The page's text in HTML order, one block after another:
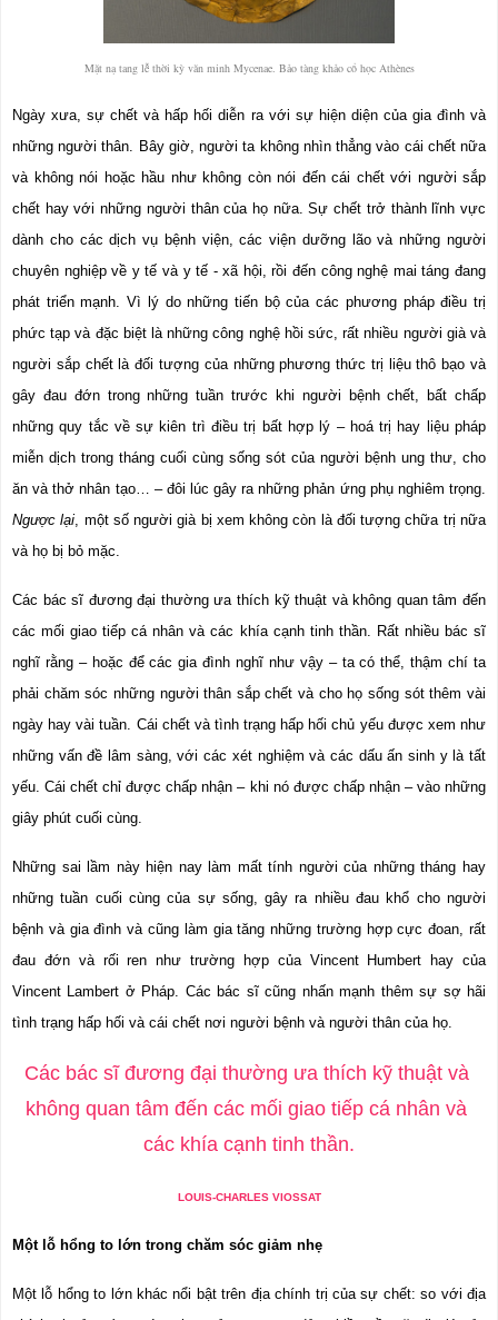
Mặt nạ tang lễ thời kỳ văn minh Mycenae. Bảo tàng khảo cổ học Athènes
Ngày xưa, sự chết và hấp hối diễn ra với sự hiện diện của gia đình và
những người thân. Bây giờ, người ta không nhìn thẳng vào cái chết nữa
và không nói hoặc hầu như không còn nói đến cái chết với người sắp
chết hay với những người thân của họ nữa. Sự chết trở thành lĩnh vực
dành cho các dịch vụ bệnh viện, các viện dưỡng lão và những người
chuyên nghiệp về y tế và y tế - xã hội, rồi đến công nghệ mai táng đang
phát triển mạnh. Vì lý do những tiến bộ của các phương pháp điều trị
phức tạp và đặc biệt là những công nghệ hồi sức, rất nhiều người già và
người sắp chết là đối tượng của những phương thức trị liệu thô bạo và
gây đau đớn trong những tuần trước khi người bệnh chết, bất chấp
những quy tắc về sự kiên trì điều trị bất hợp lý – hoá trị hay liệu pháp
miễn dịch trong tháng cuối cùng sống sót của người bệnh ung thư, cho
Ngược lại một số người già bị xem không còn là đối tượng chữa trị nữa
và họ bị bỏ mặc.
Các bác sĩ đương đại thường ưa thích kỹ thuật và không quan tâm đến
các mối giao tiếp cá nhân và các khía cạnh tinh thần. Rất nhiều bác sĩ
nghĩ rằng – hoặc để các gia đình nghĩ như vậy – ta có thể, thậm chí ta
phải chăm sóc những người thân sắp chết và cho họ sống sót thêm vài
ngày hay vài tuần. Cái chết và tình trạng hấp hối chủ yếu được xem như
những vấn đề lâm sàng, với các xét nghiệm và các dấu ấn sinh y là tất
yếu. Cái chết chỉ được chấp nhận – khi nó được chấp nhận – vào những
giây phút cuối cùng.
Những sai lầm này hiện nay làm mất tính người của những tháng hay
những tuần cuối cùng của sự sống, gây ra nhiều đau khổ cho người
bệnh và gia đình và cũng làm gia tăng những trường hợp cực đoan, rất
đau đớn và rối ren như trường hợp của Vincent Humbert hay của
Vincent Lambert ở Pháp. Các bác sĩ cũng nhấn mạnh thêm sự sợ hãi
tình trạng hấp hối và cái chết nơi người bệnh và người thân của họ.
Các bác sĩ đương đại thường ưa thích kỹ thuật và
không quan tâm đến các mối giao tiếp cá nhân và
các khía cạnh tinh thần.
LOUIS-CHARLES VIOSSAT
Một lỗ hổng to lớn trong chăm sóc giảm nhẹ
Một lỗ hổng to lớn khác nổi bật trên địa chính trị của sự chết: so với địa